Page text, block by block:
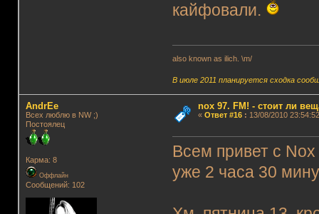
кайфовали.
also known as ilich. \m/
В июле 2011 планируется сходка
AndrEe
Всех люблю в NW ;)
Постоялец
Карма: 8
Оффлайн
Сообщений: 102
nox 97. FM! - стоит ли
« Ответ #16: 13/08/2010
Всем привет с
уже 2 часа 30